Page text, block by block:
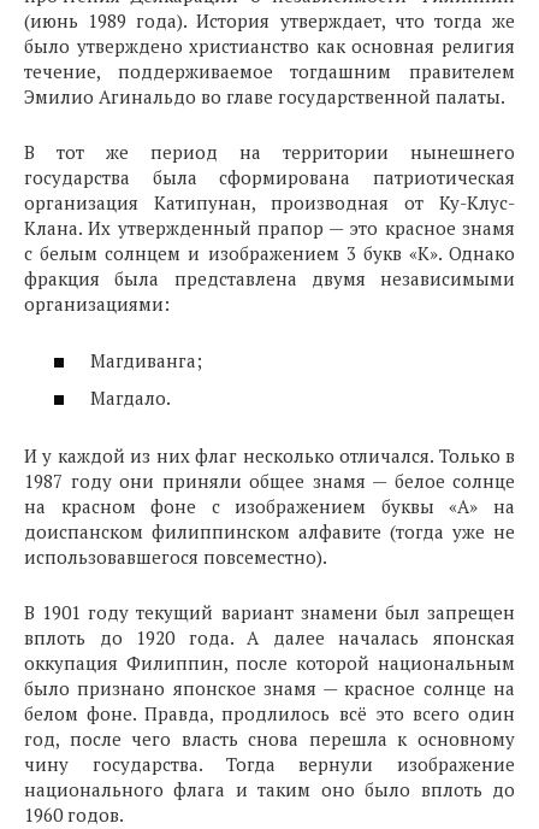
(июнь 1989 года). История утверждает, что тогда же
было утверждено христианство как основная религия
течение, поддерживаемое тогдашним правителем
Эмилио Агинальдо во главе государственной палаты.
В тот же период на территории нынешнего
государства была сформирована патриотическая
организация Катипунан, производная от Ку-Клус-
Клана. Их утвержденный прапор — это красное знамя
с белым солнцем и изображением 3 букв «К». Однако
фракция была представлена двумя независимыми
организациями:
Магдиванга;
Магдало.
И у каждой из них флаг несколько отличался. Только в
1987 году они приняли общее знамя — белое солнце
на красном фоне с изображением буквы «А» на
доиспанском филиппинском алфавите (тогда уже не
использовавшегося повсеместно).
В 1901 году текущий вариант знамени был запрещен
вплоть до 1920 года. А далее началась японская
оккупация Филиппин, после которой национальным
было признано японское знамя — красное солнце на
белом фоне. Правда, продлилось всё это всего один
год, после чего власть снова перешла к основному
чину государства. Тогда вернули изображение
национального флага и таким оно было вплоть до
1960 годов.